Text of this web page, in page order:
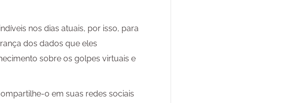
nos dias atuais, por isso, para
dos dados que eles
sobre os golpes virtuais e
o em suas redes sociais